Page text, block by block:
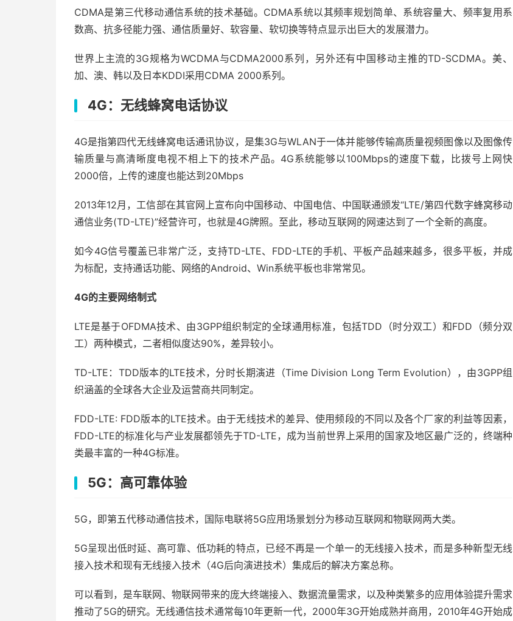
CDMA是第三代移动通信系统的技术基础。CDMA系统以其频率规划简单、系统容量大、频率复用系
数高、抗多径能力强、通信质量好、软容量、软切换等特点显示出巨大的发展潜力。
世界上主流的3G规格为WCDMA与CDMA2000系列，另外还有中国移动主推的TD-SCDMA。美、
加、澳、韩以及日本KDDI采用CDMA 2000系列。
4G：无线蜂窝电话协议
4G是指第四代无线蜂窝电话通讯协议，是集3G与WLAN于一体并能够传输高质量视频图像以及图像传
输质量与高清晰度电视不相上下的技术产品。4G系统能够以100Mbps的速度下载，比拨号上网快
2000倍，上传的速度也能达到20Mbps
2013年12月，工信部在其官网上宣布向中国移动、中国电信、中国联通颁发“LTE/第四代数字蜂窝移动
通信业务(TD-LTE)”经营许可，也就是4G牌照。至此，移动互联网的网速达到了一个全新的高度。
如今4G信号覆盖已非常广泛，支持TD-LTE、FDD-LTE的手机、平板产品越来越多，很多平板，并成
为标配，支持通话功能、网络的Android、Win系统平板也非常常见。
4G的主要网络制式
LTE是基于OFDMA技术、由3GPP组织制定的全球通用标准，包括TDD（时分双工）和FDD（频分双
工）两种模式，二者相似度达90%，差异较小。
TD-LTE：TDD版本的LTE技术，分时长期演进（Time Division Long Term Evolution），由3GPP组
织涵盖的全球各大企业及运营商共同制定。
FDD-LTE: FDD版本的LTE技术。由于无线技术的差异、使用频段的不同以及各个厂家的利益等因素，
FDD-LTE的标准化与产业发展都领先于TD-LTE，成为当前世界上采用的国家及地区最广泛的，终端种
类最丰富的一种4G标准。
5G：高可靠体验
5G，即第五代移动通信技术，国际电联将5G应用场景划分为移动互联网和物联网两大类。
5G呈现出低时延、高可靠、低功耗的特点，已经不再是一个单一的无线接入技术，而是多种新型无线
接入技术和现有无线接入技术（4G后向演进技术）集成后的解决方案总称。
可以看到，是车联网、物联网带来的庞大终端接入、数据流量需求，以及种类繁多的应用体验提升需求
推动了5G的研究。无线通信技术通常每10年更新一代，2000年3G开始成熟并商用，2010年4G开始成